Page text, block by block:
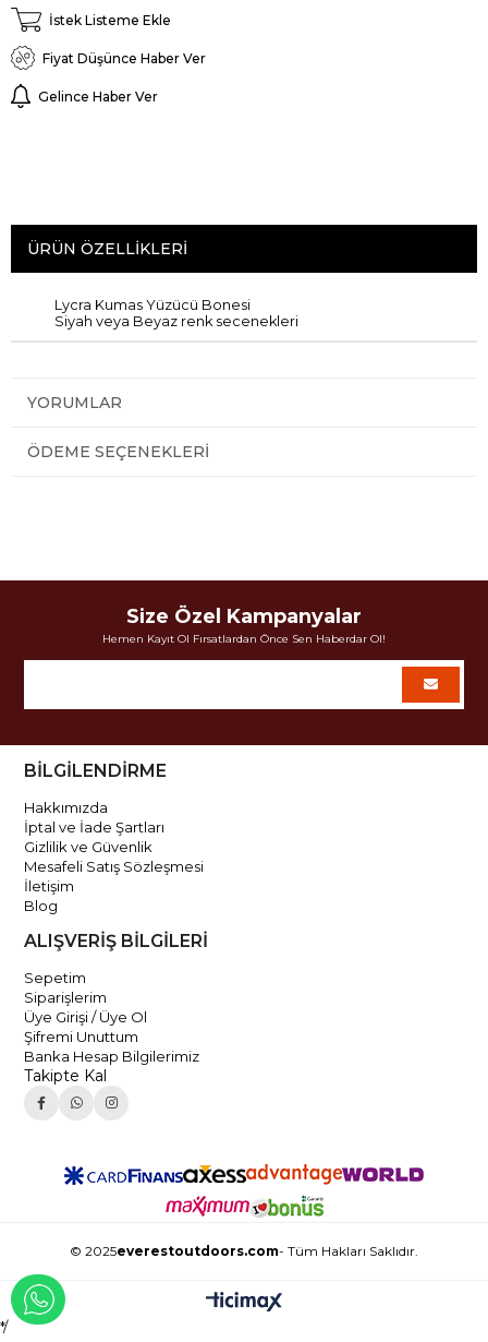
İstek Listeme Ekle
Fiyat Düşünce Haber Ver
Gelince Haber Ver
ÜRÜN ÖZELLIKLERI
Lycra Kumas Yüzücü Bonesi
Siyah veya Beyaz renk secenekleri
YORUMLAR
ÖDEME SEÇENEKLERI
Size Özel Kampanyalar
Hemen Kayıt Ol Fırsatlardan Önce Sen Haberdar Ol!
BİLGİLENDİRME
Hakkımızda
İptal ve İade Şartları
Gizlilik ve Güvenlik
Mesafeli Satış Sözleşmesi
İletişim
Blog
ALIŞVERİŞ BİLGİLERİ
Sepetim
Siparişlerim
Üye Girişi / Üye Ol
Şifremi Unuttum
Banka Hesap Bilgilerimiz
Takipte Kal
© 2025everestoutdoors.com- Tüm Hakları Saklıdır.
*/
WHATSAPP İLE İLETİŞİME GEÇ